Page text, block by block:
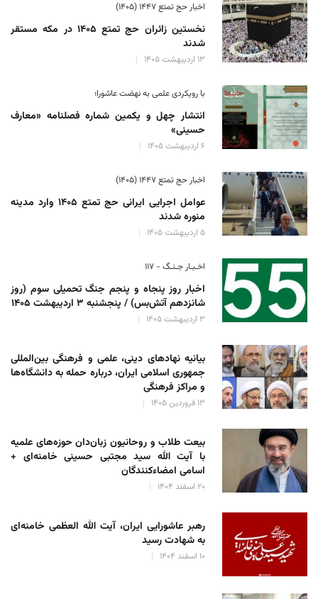
اخبار حج تمتع ۱۴۴۷ (۱۴۰۵)
نخستین زائران حج تمتع ۱۴۰۵ در مکه مستقر
شدند
۱۳ اردیبهشت ۱۴۰۵
با رویکردی علمی به نهضت عاشورا؛
انتشار چهل و یکمین شماره فصلنامه «معارف
حسینی»
۶ اردیبهشت ۱۴۰۵
اخبار حج تمتع ۱۴۴۷ (۱۴۰۵)
عوامل اجرایی ایرانی حج تمتع ۱۴۰۵ وارد مدینه
منوره ‌شدند
۵ اردیبهشت ۱۴۰۵
اخـبـار جـنـگ - ۱۱۷
اخبار روز پنجاه و پنجم جنگ تحمیلی سوم (روز
شانزدهم آتش‌بس) / پنجشنبه ۳ اردیبهشت ۱۴۰۵
۳ اردیبهشت ۱۴۰۵
بیانیه نهادهای دینی، علمی و فرهنگی بین‌المللی
جمهوری اسلامی ایران، درباره حمله به دانشگاه‌ها
و مراکز فرهنگی
۱۳ فروردین ۱۴۰۵
بیعت طلاب و روحانیون زبان‌دان حوزه‌های علمیه
با آیت الله سید مجتبی حسینی خامنه‌ای +
اسامی امضاءکنندگان
۲۰ اسفند ۱۴۰۴
رهبر عاشورایی ایران، آیت الله العظمی خامنه‌ای
به شهادت رسید
۱۰ اسفند ۱۴۰۴